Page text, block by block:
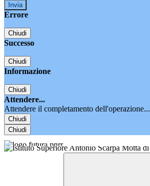
Errore
Chiudi
Successo
Chiudi
Informazione
Chiudi
Attendere...
Attendere il completamento dell'operazione...
Chiudi
Chiudi